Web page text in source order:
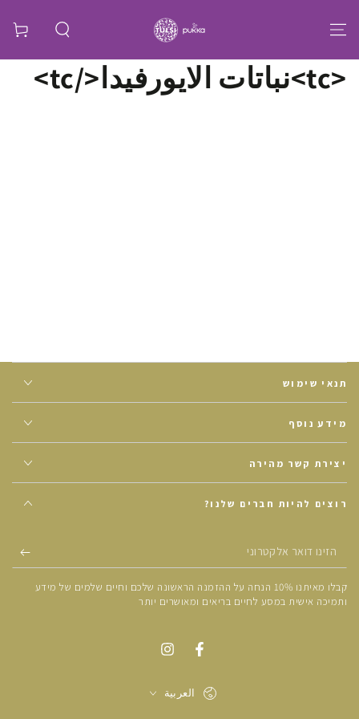
קולקציה:
<tc>نباتات الايورفيدا</tc>
תנאי שימוש
מידע נוסף
יצירת קשר מהירה
רוצים להיות חברים שלנו?
הזינו
דואר
אלקטרוני
קבלו מאיתנו 10% הנחה על ההזמנה הראשונה שלכם וחיים שלמים של מידע
ותמיכה אישית במסע לחיים בריאים ומאושרים יותר
العربية